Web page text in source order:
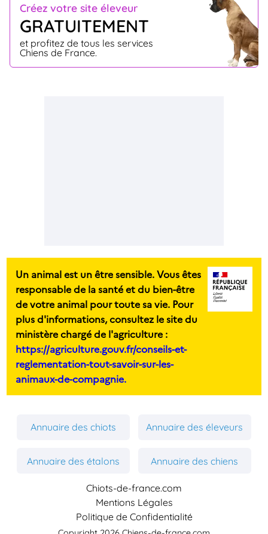
Créez votre site éleveur
GRATUITEMENT
et profitez de tous les services
Chiens de France.
Un animal est un être sensible. Vous êtes
responsable de la santé et du bien-être
de votre animal pour toute sa vie. Pour
plus d'informations, consultez le site du
ministère chargé de l'agriculture :
https://agriculture.gouv.fr/conseils-et-
reglementation-tout-savoir-sur-les-
animaux-de-compagnie.
Annuaire des chiots Annuaire des éleveurs
Annuaire des étalons Annuaire des chiens
Chiots-de-france.com
Mentions Légales
Politique de Confidentialité